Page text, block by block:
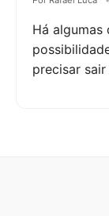
Há algumas
precisar